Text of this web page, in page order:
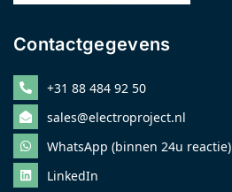
Contactgegevens
+31 88 484 92 50
sales@electroproject.nl
WhatsApp (binnen 24u reactie)
LinkedIn